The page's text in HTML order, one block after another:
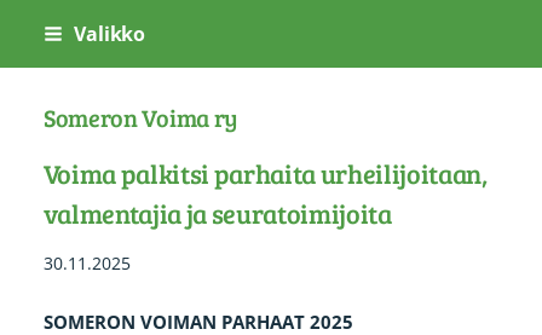
Siirry
Valikko
Someron Voima ry
Voima palkitsi parhaita urheilijoitaan,
valmentajia ja seuratoimijoita
30.11.2025
SOMERON VOIMAN PARHAAT 2025